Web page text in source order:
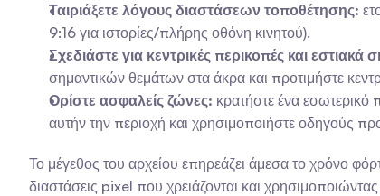
Ταιριάξετε λόγους διαστάσεων τοποθέτησης:
9:16 για ιστορίες/πλήρης οθόνη κινητού).
Σχεδιάστε για κεντρικές περικοπές και εστιακά
σημαντικών θεμάτων στα άκρα και προτιμήστε
Ορίστε ασφαλείς ζώνες: κρατήστε ένα
αυτήν την περιοχή και χρησιμοποιήστε οδηγούς
Το μέγεθος του αρχείου επηρεάζει άμεσα το χρόνο
διαστάσεις pixel που χρειάζονται και